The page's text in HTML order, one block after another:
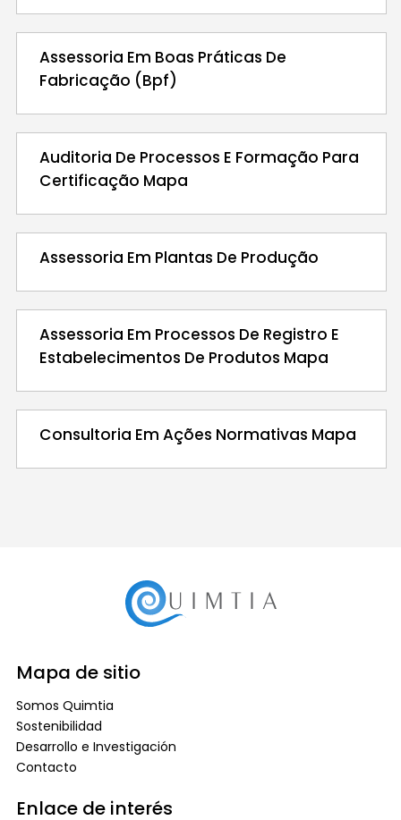
Assessoria Em Boas Práticas De
Fabricação (Bpf)
Auditoria De Processos E Formação Para
Certificação Mapa
Assessoria Em Plantas De Produção
Assessoria Em Processos De Registro E
Estabelecimentos De Produtos Mapa
Consultoria Em Ações Normativas Mapa
Mapa de sitio
Somos Quimtia
Sostenibilidad
Desarrollo e Investigación
Contacto
Enlace de interés